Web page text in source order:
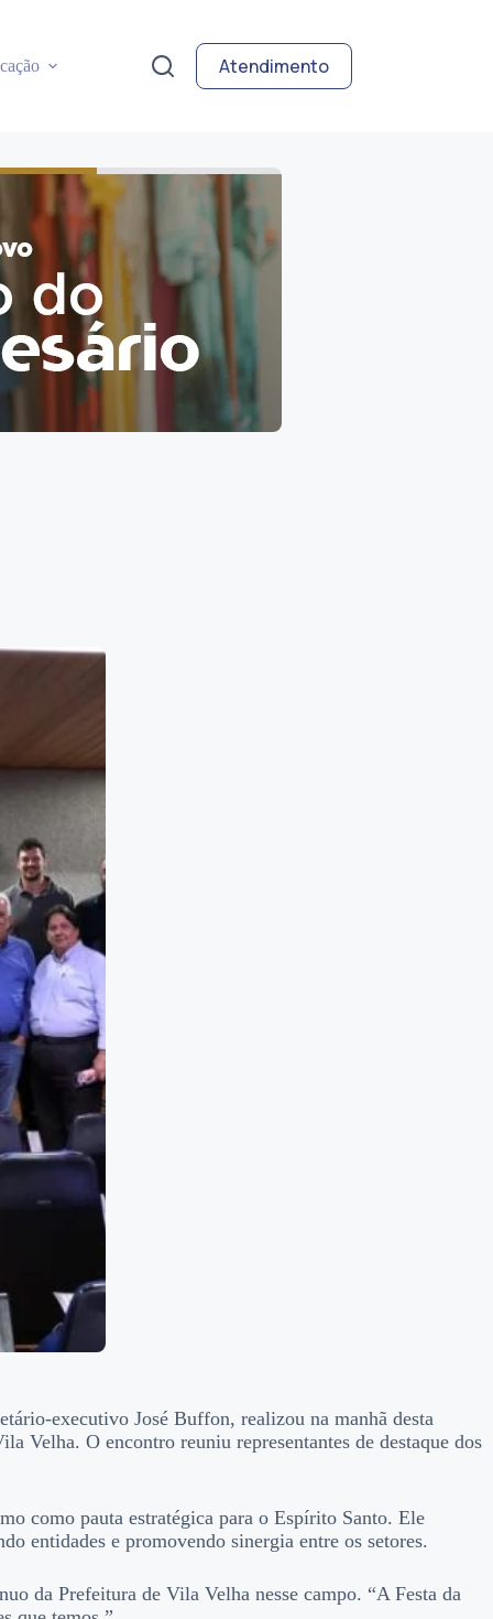
Atendimento
executivo José Buffon, realizou na manhã desta
Velha. O encontro reuniu representantes de destaque dos
como pauta estratégica para o Espírito Santo. Ele
entidades e promovendo sinergia entre os setores.
da Prefeitura de Vila Velha nesse campo. “A Festa da